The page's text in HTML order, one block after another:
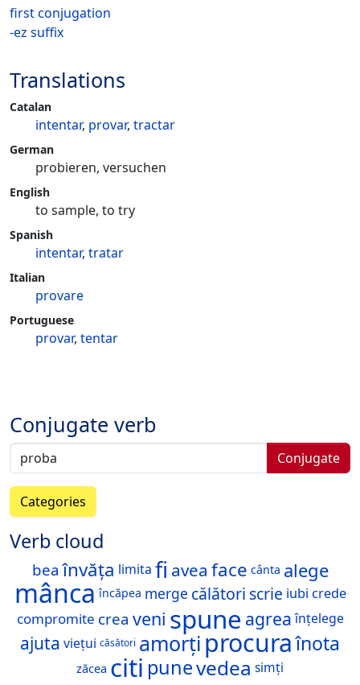
first conjugation
-ez suffix
Translations
Catalan
intentar, provar, tractar
German
probieren, versuchen
English
to sample, to try
Spanish
intentar, tratar
Italian
provare
Portuguese
provar, tentar
Conjugate verb
Conjugate
Categories
Verb cloud
bea învăța limita fi avea face cânta alege
mânca încăpea merge călători scrie iubi crede
compromite crea veni spune agrea înțelege
ajuta viețui căsători amorți procuraînota
zăcea citi punevedea simți